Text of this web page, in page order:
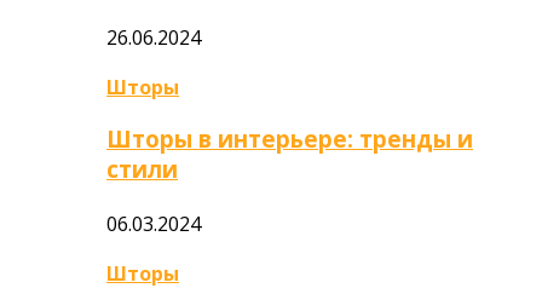
26.06.2024
Шторы
Шторы в интерьере: тренды и
стили
06.03.2024
Шторы